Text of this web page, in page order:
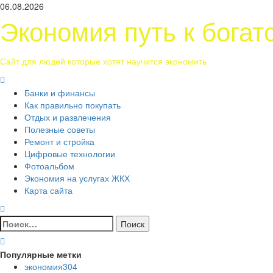
Перейти
содержимому
06.08.2026
Экономия путь к
Сайт для людей которые хотят научится экономить
менюБанки и финансы
Как правильно покупать
Отдых и развлечения
Полезные советы
Ремонт и стройка
Цифровые технологии
Фотоальбом
Экономия на услугах ЖКХ
Карта сайта
Найти:
Популярные метки
экономия304